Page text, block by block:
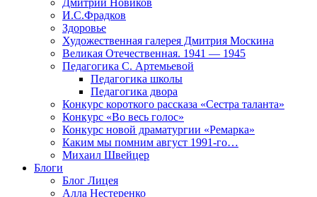
Дмитрий Новиков
И.С.Фрадков
Здоровье
Художественная галерея Дмитрия Москина
Великая Отечественная. 1941 — 1945
Педагогика С. Артемьевой
Педагогика школы
Педагогика двора
Конкурс короткого рассказа «Сестра таланта»
Конкурс «Во весь голос»
Конкурс новой драматургии «Ремарка»
Каким мы помним август 1991-го…
Михаил Швейцер
Блоги
Блог Лицея
Алла Нестеренко